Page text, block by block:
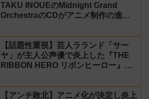
TAKU INOUEのMidnight Grand
OrchestraのCDがアニメ制作の進行
【話題性重視】芸人ラランド「サー
ヤ」が主人公声優で炎上した『THE
RIBBON HERO リボンヒーロー』に
ンルン」「でびでび・でびる」が出
演！
【アンチ敗北】アニメ化が決定し炎上